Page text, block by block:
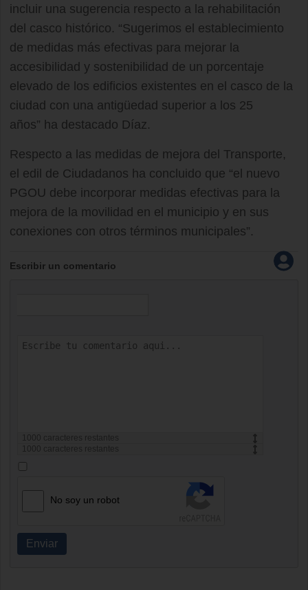
incluir una sugerencia respecto a la rehabilitación
del casco histórico. “Sugerimos el establecimiento
de medidas más efectivas para mejorar la
accesibilidad y sostenibilidad de un porcentaje
elevado de los edificios existentes en el casco de la
ciudad con una antigüedad superior a los 25
años” ha destacado Díaz.
Respecto a las medidas de mejora del Transporte,
el edil de Ciudadanos ha concluido que “el nuevo
PGOU debe incorporar medidas efectivas para la
mejora de la movilidad en el municipio y en sus
conexiones con otros términos municipales”.
Escribir un comentario
caracteres restantes
caracteres restantes
No soy un robot
Enviar